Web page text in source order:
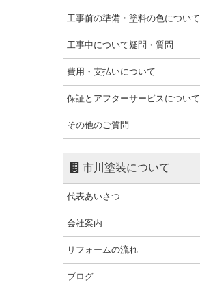
工事前の準備・塗料の色について
工事中について疑問・質問
費用・支払いについて
保証とアフターサービスについて
その他のご質問
市川塗装について
代表あいさつ
会社案内
リフォームの流れ
ブログ